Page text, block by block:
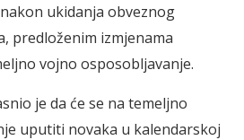
ukidanja obveznog
predloženim izmjenama
vojno osposobljavanje.
je da će se na temeljno
uputiti novaka u kalendarskoj